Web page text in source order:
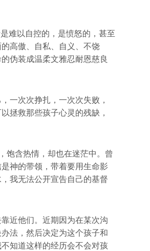
难以自控的，是愤怒的，甚至
高傲、自私、自义、不饶
伪装成温柔文雅忍耐恩慈良
一次次挣扎，一次次失败，
拯救那些孩子心灵的残缺，
饱含热情，却也在迷茫中。曾
神的带领，带着要用生命影
我无法公开宣告自己的基督
近他们。近期因为在某次沟
法，然后决定为这个孩子和
知道这样的经历会不会对孩